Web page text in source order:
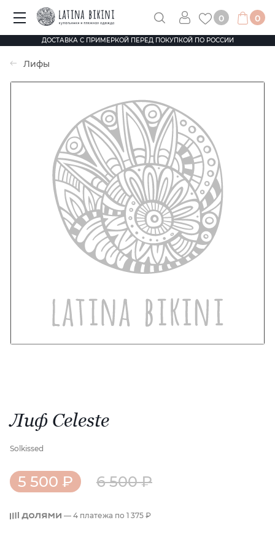
ДОСТАВКА С ПРИМЕРКОЙ ПЕРЕД ПОКУПКОЙ ПО РОССИИ
0 0
Лифы
Лиф Celeste
Solkissed
5 500 ₽ 6 500 ₽
— 4 платежа по 1 375 ₽